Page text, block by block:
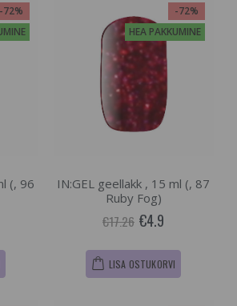
-72%
(, 96
-72%
HEA PAKKUMINE
IN:GEL geellakk , 15 ml (, 87
Ruby Fog)
€17.26 €4.9
LISA OSTUKORVI